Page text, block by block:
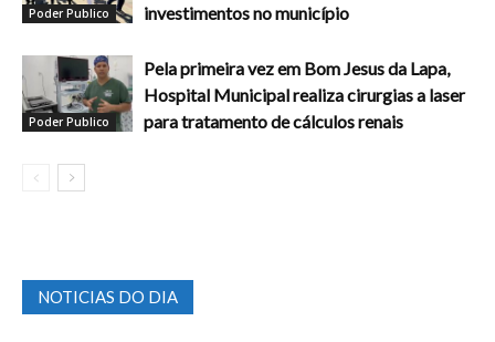
Poder Publico investimentos no município
Poder Publico
Pela primeira vez em Bom Jesus da Lapa,
Hospital Municipal realiza cirurgias a laser
para tratamento de cálculos renais
NOTICIAS DO DIA